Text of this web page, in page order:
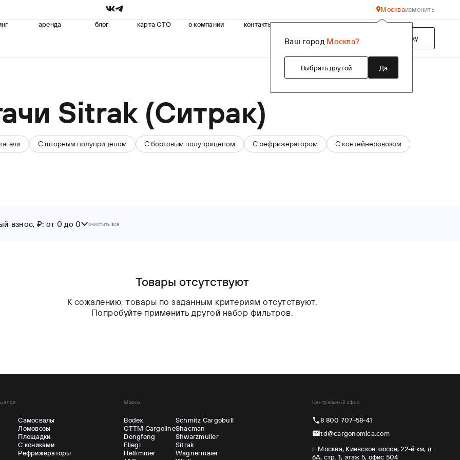
Москва
Ваш город Москва?
Выбрать другой Да
изменить
аренда блог карта СТО о компании
контакты
Подобрать технику
Sitrak (Ситрак)
С шторным полуприцепом С бортовым полуприцепом С рефрижератором
С контейнеровозом
взнос, ₽: от 0 до 0 очистить все
Товары отсутствуют
К сожалению, товары по заданным критериям отсутствуют.
Попробуйте применить другой набор фильтров.
Самосвалы
Ломовозы
Площадки
С кониками
Рефрижераторы
Марки
Bodex
CTTM Cargoline
Dongfeng
Fliegl
Helfimmer
Schmitz Cargobull
Shacman
Shwarzmuller
Sitrak
Wagnermaier
Центральный офис
8 800 707-58-41
td@cargonomica.com
г. Москва, Киевское шоссе, 22-й км, д.
6А, стр. 1, этаж 5, офис 504